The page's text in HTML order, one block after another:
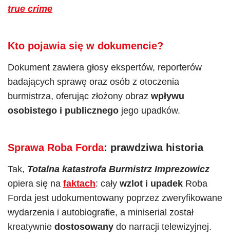
true crime
Kto pojawia się w dokumencie?
Dokument zawiera głosy ekspertów, reporterów
badających sprawę oraz osób z otoczenia
burmistrza, oferując złożony obraz wpływu
osobistego i publicznego jego upadków.
Sprawa Roba Forda: prawdziwa historia
Tak, Totalna katastrofa Burmistrz Imprezowicz
opiera się na faktach: cały wzlot i upadek Roba
Forda jest udokumentowany poprzez zweryfikowane
wydarzenia i autobiografie, a miniserial został
kreatywnie dostosowany do narracji telewizyjnej.